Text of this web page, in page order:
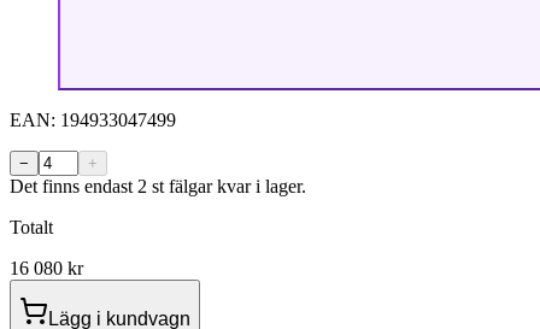
EAN: 194933047499
− +
Det finns endast 2 st fälgar kvar i lager.
Totalt
16 080 kr
Lägg i kundvagn